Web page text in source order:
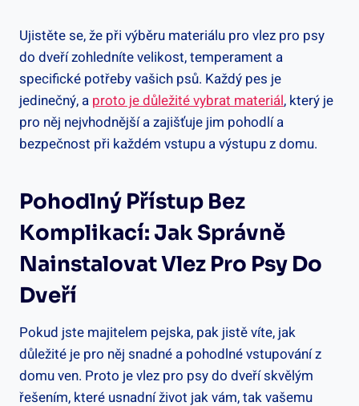
Ujistěte se, že při výběru materiálu pro vlez pro psy
do dveří zohledníte velikost, temperament a
specifické potřeby vašich psů. Každý pes je
jedinečný, a proto je důležité vybrat materiál, který je
pro něj nejvhodnější a zajišťuje jim pohodlí a
bezpečnost při každém vstupu a výstupu z domu.
Pohodlný Přístup Bez
Komplikací: Jak Správně
Nainstalovat Vlez Pro Psy Do
Dveří
Pokud jste majitelem pejska, pak jistě víte, jak
důležité je pro něj snadné a pohodlné vstupování z
domu ven. Proto je vlez pro psy do dveří skvělým
řešením, které usnadní život jak vám, tak vašemu